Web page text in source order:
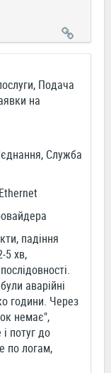
Подача
на
Служба
падіння
5 хв,
аварійні
години. Через
немає",
потуг до
по логам,